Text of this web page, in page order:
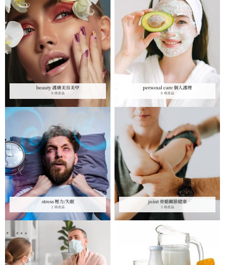
beauty 護膚美容美甲
8 項產品
personal care 個人護理
8 項產品
stress 壓力/失眠
2 項產品
joint 骨骼關節健康
3 項產品